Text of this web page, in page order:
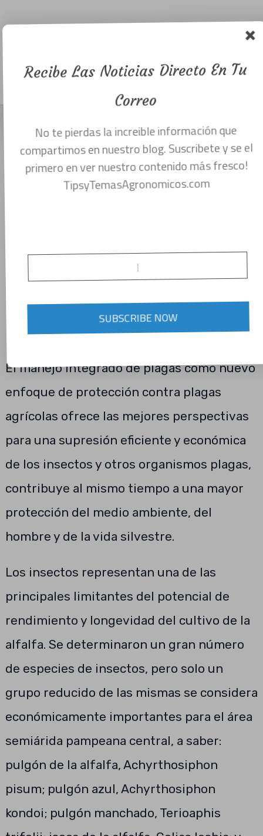
pulgones
su umbral.
diciembre 22, 2016
El manejo integrado de plagas como nuevo
enfoque de protección contra plagas
agrícolas ofrece las mejores perspectivas
para una supresión eficiente y económica
de los insectos y otros organismos plagas,
contribuye al mismo tiempo a una mayor
protección del medio ambiente, del
hombre y de la vida silvestre.
Los insectos representan una de las
principales limitantes del potencial de
rendimiento y longevidad del cultivo de la
alfalfa. Se determinaron un gran número
de especies de insectos, pero solo un
grupo reducido de las mismas se considera
económicamente importantes para el área
semiárida pampeana central, a saber:
pulgón de la alfalfa, Achyrthosiphon
pisum; pulgón azul, Achyrthosiphon
kondoi; pulgón manchado, Terioaphis
Recibe Las Noticias Directo En Tu
Correo
No te pierdas la increible información que
compartimos en nuestro blog. Suscribete y se el
primero en ver nuestro contenido más fresco!
TipsyTemasAgronomicos.com
SUBSCRIBE NOW